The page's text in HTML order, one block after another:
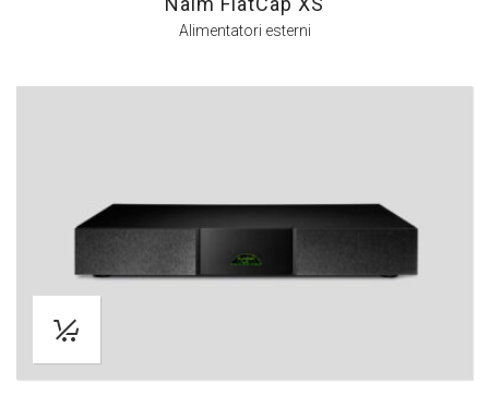
Alimentatori esterni